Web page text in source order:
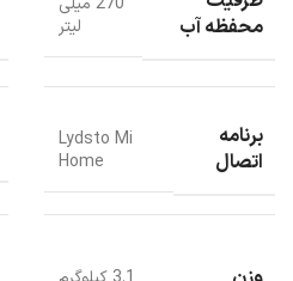
محفظه آب
لیتر
برنامه
اتصال
Lydsto Mi
Home